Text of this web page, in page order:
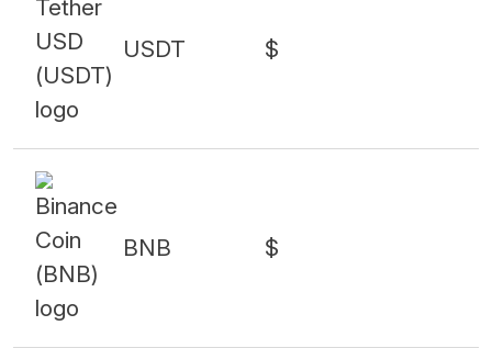
USDT $
BNB $